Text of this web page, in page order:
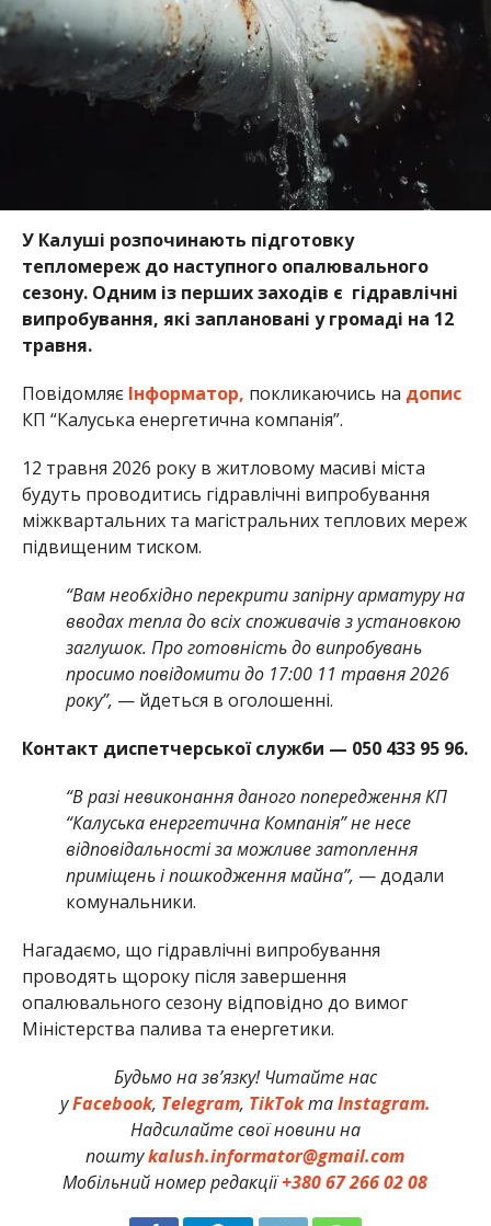
У Калуші розпочинають підготовку
тепломереж до наступного опалювального
сезону. Одним із перших заходів є гідравлічні
випробування, які заплановані у громаді на 12
травня.
Повідомляє Інформатор, покликаючись на допис
КП “Калуська енергетична компанія”.
12 травня 2026 року в житловому масиві міста
будуть проводитись гідравлічні випробування
міжквартальних та магістральних теплових мереж
підвищеним тиском.
“Вам необхідно перекрити запірну арматуру на
вводах тепла до всіх споживачів з установкою
заглушок. Про готовність до випробувань
просимо повідомити до 17:00 11 травня 2026
року”, — йдеться в оголошенні.
Контакт диспетчерської служби — 050 433 95 96.
“В разі невиконання даного попередження КП
“Калуська енергетична Компанія” не несе
відповідальності за можливе затоплення
приміщень і пошкодження майна”, — додали
комунальники.
Нагадаємо, що гідравлічні випробування
проводять щороку після завершення
опалювального сезону відповідно до вимог
Міністерства палива та енергетики.
Будьмо на зв’язку! Читайте нас
уFacebook, Telegram, TikTokтаInstagram.
Надсилайте свої новини на
поштуkalush.informator@gmail.com
Мобільний номер редакції+380 67 266 02 08